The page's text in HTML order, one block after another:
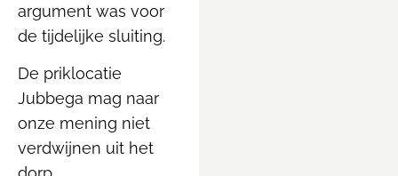
argument was voor
de tijdelijke sluiting.
De priklocatie
Jubbega mag naar
onze mening niet
verdwijnen uit het